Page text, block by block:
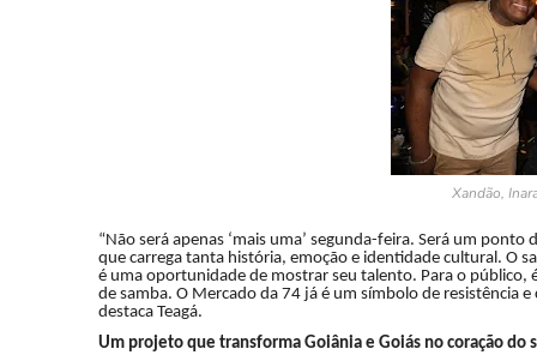
Xandão,
“Não será apenas ‘mais uma’ segunda-feira. Será um
que carrega tanta história, emoção e identidade cultural. O
é uma oportunidade de mostrar seu talento. Para o público,
de samba. O Mercado da 74 já é um símbolo de resistência
destaca Teagá.
Um projeto que transforma Goiânia e Goiás no coração do